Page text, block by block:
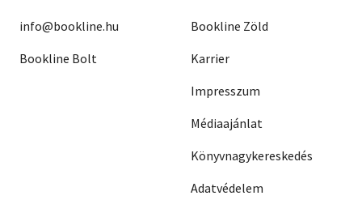
info@bookline.hu
Bookline Bolt
Bookline Zöld
Karrier
Impresszum
Médiaajánlat
Könyvnagykereskedés
Adatvédelem